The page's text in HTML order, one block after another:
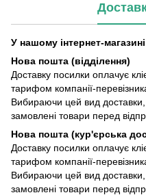
У нашому інтернет-
Нова пошта (відділення)
Доставку посилки оплачує
тарифом компанії-
Вибираючи цей вид
замовлені товари перед
Нова пошта (кур'єрська
Доставку посилки оплачує
тарифом компанії-
Вибираючи цей вид
замовлені товари перед